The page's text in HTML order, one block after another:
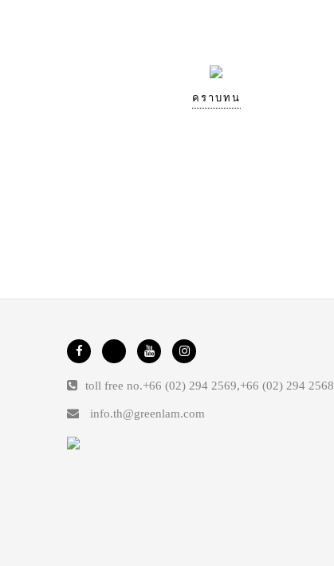
คราบทน
toll free no.+66 (02) 294 2569,+66 (02) 294 2568
info.th@greenlam.com